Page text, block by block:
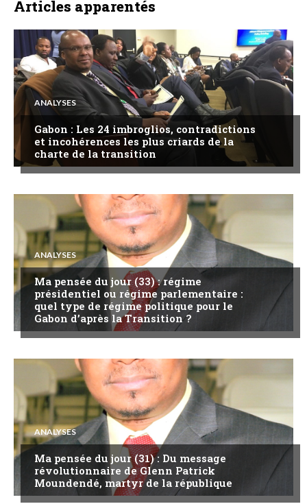
Articles apparentés
ANALYSES
Gabon : Les 24 imbroglios, contradictions
et incohérences les plus criards de la
charte de la transition
ANALYSES
Ma pensée du jour (33) : régime
présidentiel ou régime parlementaire :
quel type de régime politique pour le
Gabon d’après la Transition ?
ANALYSES
Ma pensée du jour (31) : Du message
révolutionnaire de Glenn Patrick
Moundendé, martyr de la république